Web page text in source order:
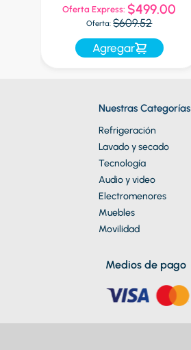
Oferta Express: $499.00
Oferta: $609.52
Agregar
Nuestras Categorías
Refrigeración
Lavado y secado
Tecnología
Audio y video
Electromenores
Muebles
Movilidad
Medios de pago